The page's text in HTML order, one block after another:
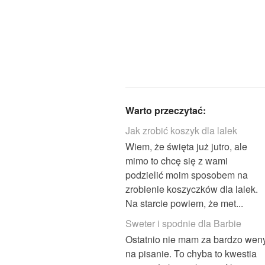
Warto przeczytać:
Jak zrobić koszyk dla lalek
Wiem, że święta już jutro, ale
mimo to chcę się z wami
podzielić moim sposobem na
zrobienie koszyczków dla lalek.
Na starcie powiem, że met...
Sweter i spodnie dla Barbie
Ostatnio nie mam za bardzo
na pisanie. To chyba to kwestia